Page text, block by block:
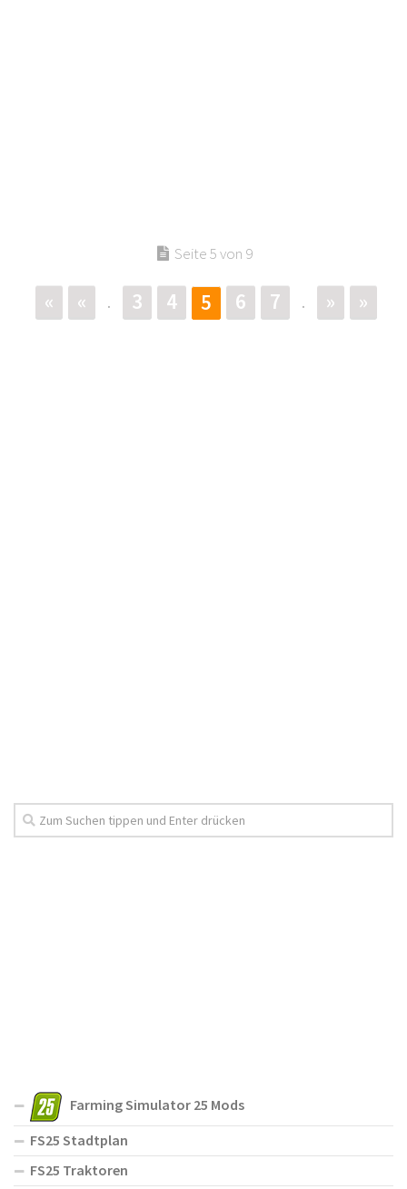
Seite 5 von 9
« « . 3 4 5 6 7 . » »
Farming Simulator 25 Mods
FS25 Stadtplan
FS25 Traktoren